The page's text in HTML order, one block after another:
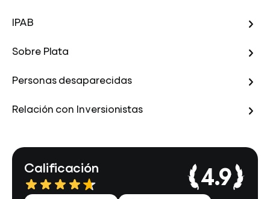
IPAB
Sobre Plata
Personas desaparecidas
Relación con Inversionistas
Calificación 4.9